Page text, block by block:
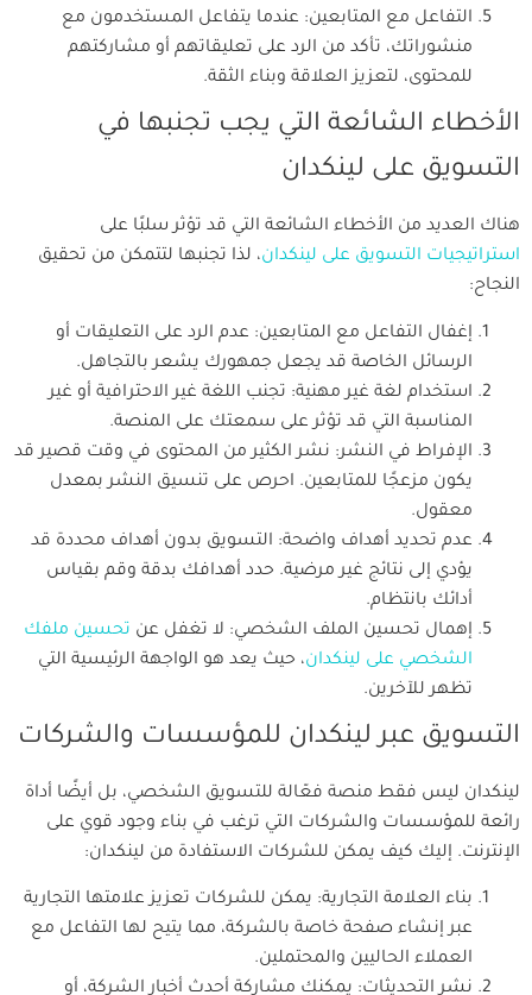
التفاعل مع المتابعين: عندما يتفاعل المستخدمون مع
منشوراتك، تأكد من الرد على تعليقاتهم أو مشاركتهم
للمحتوى، لتعزيز العلاقة وبناء الثقة.
الأخطاء الشائعة التي يجب تجنبها في
التسويق على لينكدان
هناك العديد من الأخطاء الشائعة التي قد تؤثر سلبًا على
استراتيجيات التسويق على لينكدان، لذا تجنبها لتتمكن من تحقيق
النجاح:
إغفال التفاعل مع المتابعين: عدم الرد على التعليقات أو
الرسائل الخاصة قد يجعل جمهورك يشعر بالتجاهل.
استخدام لغة غير مهنية: تجنب اللغة غير الاحترافية أو غير
المناسبة التي قد تؤثر على سمعتك على المنصة.
الإفراط في النشر: نشر الكثير من المحتوى في وقت قصير قد
يكون مزعجًا للمتابعين. احرص على تنسيق النشر بمعدل
معقول.
عدم تحديد أهداف واضحة: التسويق بدون أهداف محددة قد
يؤدي إلى نتائج غير مرضية. حدد أهدافك بدقة وقم بقياس
أدائك بانتظام.
إهمال تحسين الملف الشخصي: لا تغفل عن تحسين ملفك
الشخصي على لينكدان، حيث يعد هو الواجهة الرئيسية التي
تظهر للآخرين.
التسويق عبر لينكدان للمؤسسات والشركات
لينكدان ليس فقط منصة فعّالة للتسويق الشخصي، بل أيضًا أداة
رائعة للمؤسسات والشركات التي ترغب في بناء وجود قوي على
الإنترنت. إليك كيف يمكن للشركات الاستفادة من لينكدان:
بناء العلامة التجارية: يمكن للشركات تعزيز علامتها التجارية
عبر إنشاء صفحة خاصة بالشركة، مما يتيح لها التفاعل مع
العملاء الحاليين والمحتملين.
نشر التحديثات: يمكنك مشاركة أحدث أخبار الشركة، أو